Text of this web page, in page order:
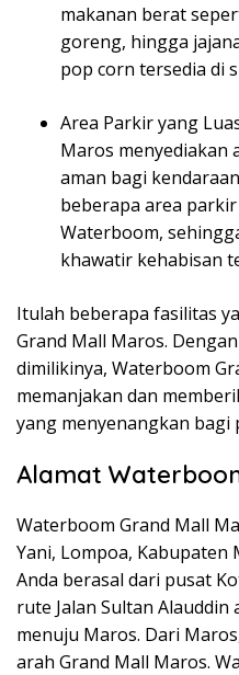
makanan berat
goreng, hingga
pop corn tersedia di
Area Parkir yang
Maros menyediakan
aman bagi
beberapa area
Waterboom,
khawatir kehabisan
Itulah beberapa fasilitas
Grand Mall Maros.
dimilikinya, Waterboom
memanjakan dan
yang menyenangkan bagi
Alamat
Waterboom Grand Mall
Yani, Lompoa, Kabupaten
Anda berasal dari pusat
rute Jalan Sultan
menuju Maros. Dari
arah Grand Mall Maros.